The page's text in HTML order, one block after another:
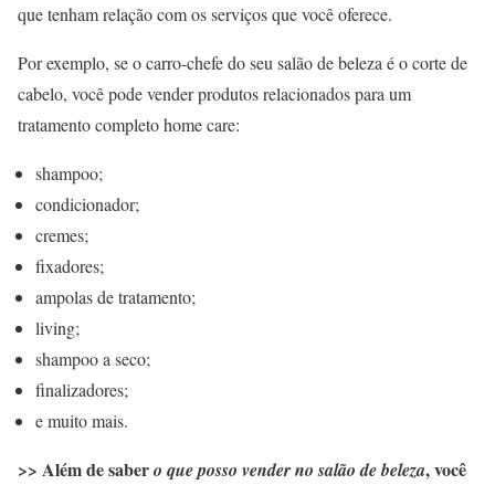
que tenham relação com os serviços que você oferece.
Por exemplo, se o carro-chefe do seu salão de beleza é o corte de
cabelo, você pode vender produtos relacionados para um
tratamento completo home care:
shampoo;
condicionador;
cremes;
fixadores;
ampolas de tratamento;
living;
shampoo a seco;
finalizadores;
e muito mais.
>> Além de sabero que posso vender no salão de beleza, você